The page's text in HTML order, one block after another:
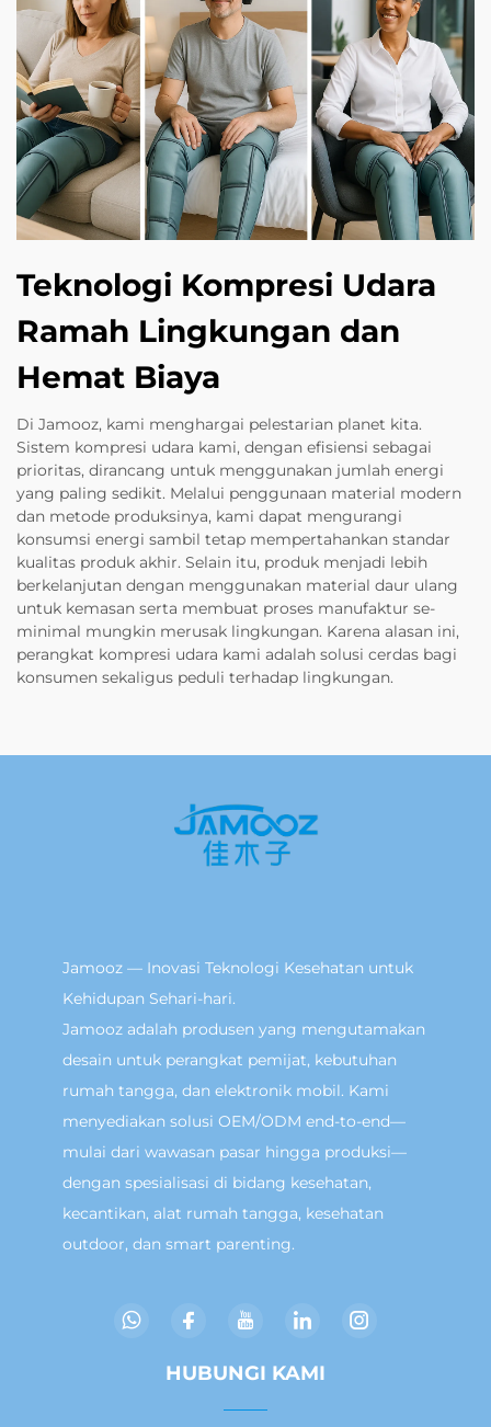
Teknologi Kompresi Udara
Ramah Lingkungan dan
Hemat Biaya
Di Jamooz, kami menghargai pelestarian planet kita.
Sistem kompresi udara kami, dengan efisiensi sebagai
prioritas, dirancang untuk menggunakan jumlah energi
yang paling sedikit. Melalui penggunaan material modern
dan metode produksinya, kami dapat mengurangi
konsumsi energi sambil tetap mempertahankan standar
kualitas produk akhir. Selain itu, produk menjadi lebih
berkelanjutan dengan menggunakan material daur ulang
untuk kemasan serta membuat proses manufaktur se-
minimal mungkin merusak lingkungan. Karena alasan ini,
perangkat kompresi udara kami adalah solusi cerdas bagi
konsumen sekaligus peduli terhadap lingkungan.
Jamooz — Inovasi Teknologi Kesehatan untuk
Kehidupan Sehari-hari.
Jamooz adalah produsen yang mengutamakan
desain untuk perangkat pemijat, kebutuhan
rumah tangga, dan elektronik mobil. Kami
menyediakan solusi OEM/ODM end-to-end—
mulai dari wawasan pasar hingga produksi—
dengan spesialisasi di bidang kesehatan,
kecantikan, alat rumah tangga, kesehatan
outdoor, dan smart parenting.
HUBUNGI KAMI